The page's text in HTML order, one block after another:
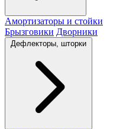
Амортизаторы и стойки
Брызговики Дворники
Дефлекторы, шторки